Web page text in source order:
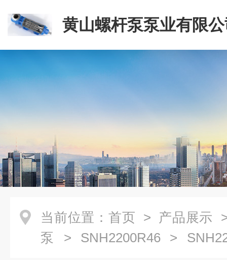
黄山螺杆泵泵业有限
当前位置： 首页 > 产品展示
泵
> SNH2200R46 >